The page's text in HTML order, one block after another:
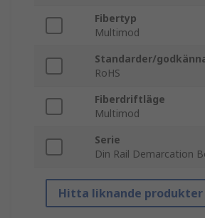
Fibertyp
Multimod
Standarder/
RoHS
Fiberdriftläge
Multimod
Serie
Din Rail Demarcation
Hitta liknande produkter